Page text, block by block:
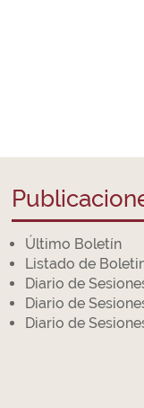
Último Boletín
Listado de
Diario de
Diario de
Diario de